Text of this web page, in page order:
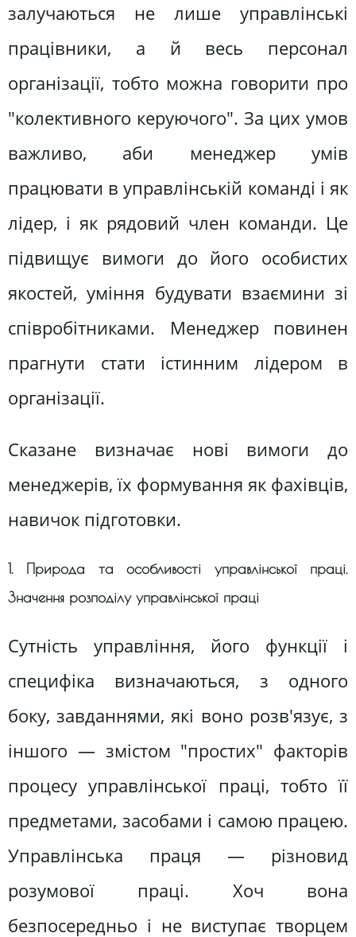
залучаються не лише управлінські
працівники, а й весь персонал
організації, тобто можна говорити про
"колективного керуючого". За цих умов
важливо, аби менеджер умів
працювати в управлінській команді і як
лідер, і як рядовий член команди. Це
підвищує вимоги до його особистих
якостей, уміння будувати взаємини зі
співробітниками. Менеджер повинен
прагнути стати істинним лідером в
організації.
Сказане визначає нові вимоги до
менеджерів, їх формування як фахівців,
навичок підготовки.
1. Природа та особливості управлінської праці.
Значення розподілу управлінської праці
Сутність управління, його функції і
специфіка визначаються, з одного
боку, завданнями, які воно розв'язує, з
іншого — змістом "простих" факторів
процесу управлінської праці, тобто її
предметами, засобами і самою працею.
Управлінська праця — різновид
розумової праці. Хоч вона
безпосередньо і не виступає творцем